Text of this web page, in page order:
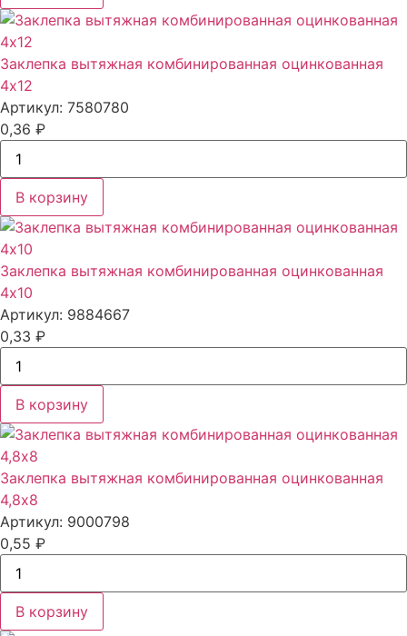
Заклепка вытяжная комбинированная оцинкованная
4x12
Артикул: 7580780
0,36 ₽
В корзину
Заклепка вытяжная комбинированная оцинкованная
4x10
Артикул: 9884667
0,33 ₽
В корзину
Заклепка вытяжная комбинированная оцинкованная
4,8x8
Артикул: 9000798
0,55 ₽
В корзину